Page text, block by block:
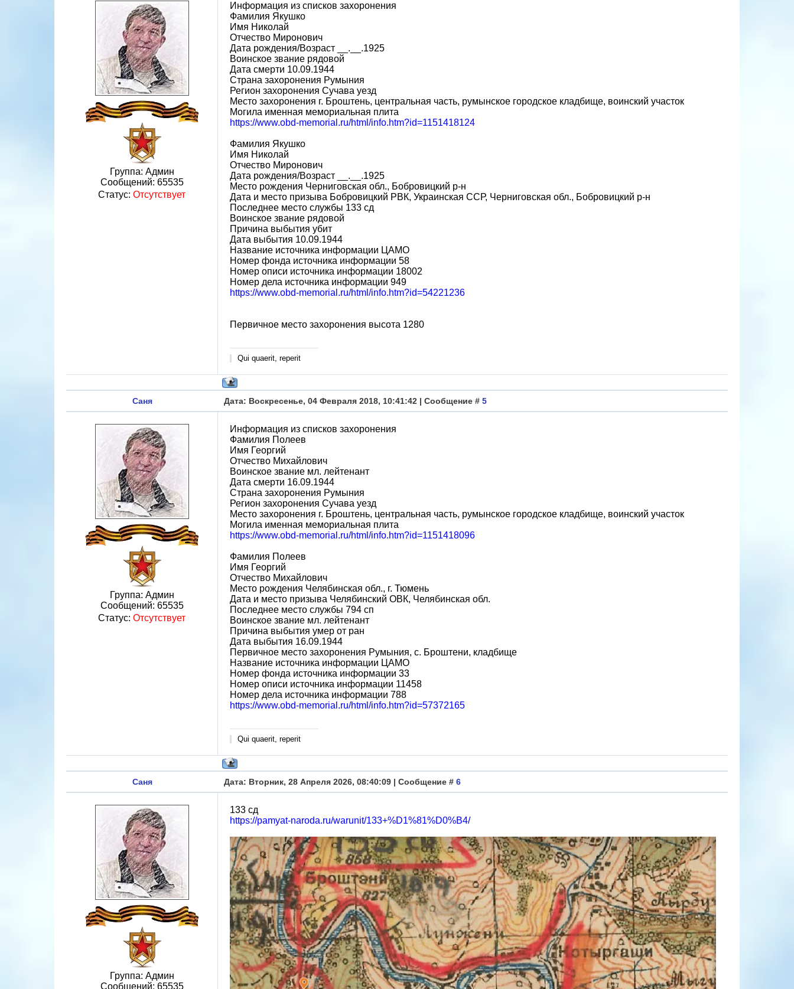
Группа: Админ
Сообщений: 65535
Статус: Отсутствует
Информация из списков захоронения
Фамилия Якушко
Имя Николай
Отчество Миронович
Дата рождения/Возраст __.__.1925
Воинское звание рядовой
Дата смерти 10.09.1944
Страна захоронения Румыния
Регион захоронения Сучава уезд
Место захоронения г. Броштень, центральная часть, румынское городское кладбище, воинский участок
Могила именная мемориальная плита
https://www.obd-memorial.ru/html/info.htm?id=1151418124
Фамилия Якушко
Имя Николай
Отчество Миронович
Дата рождения/Возраст __.__.1925
Место рождения Черниговская обл., Бобровицкий р-н
Дата и место призыва Бобровицкий РВК, Украинская ССР, Черниговская обл., Бобровицкий р-н
Последнее место службы 133 сд
Воинское звание рядовой
Причина выбытия убит
Дата выбытия 10.09.1944
Название источника информации ЦАМО
Номер фонда источника информации 58
Номер описи источника информации 18002
Номер дела источника информации 949
https://www.obd-memorial.ru/html/info.htm?id=54221236
Первичное место захоронения высота 1280
Qui quaerit, reperit
Саня Дата: Воскресенье, 04 Февраля 2018, 10:41:42 | Сообщение # 5
Группа: Админ
Сообщений: 65535
Статус: Отсутствует
Информация из списков захоронения
Фамилия Полеев
Имя Георгий
Отчество Михайлович
Воинское звание мл. лейтенант
Дата смерти 16.09.1944
Страна захоронения Румыния
Регион захоронения Сучава уезд
Место захоронения г. Броштень, центральная часть, румынское городское кладбище, воинский участок
Могила именная мемориальная плита
https://www.obd-memorial.ru/html/info.htm?id=1151418096
Фамилия Полеев
Имя Георгий
Отчество Михайлович
Место рождения Челябинская обл., г. Тюмень
Дата и место призыва Челябинский ОВК, Челябинская обл.
Последнее место службы 794 сп
Воинское звание мл. лейтенант
Причина выбытия умер от ран
Дата выбытия 16.09.1944
Первичное место захоронения Румыния, с. Броштени, кладбище
Название источника информации ЦАМО
Номер фонда источника информации 33
Номер описи источника информации 11458
Номер дела источника информации 788
https://www.obd-memorial.ru/html/info.htm?id=57372165
Qui quaerit, reperit
Саня Дата: Вторник, 28 Апреля 2026, 08:40:09 | Сообщение # 6
Группа: Админ
Сообщений: 65535
133 сд
https://pamyat-naroda.ru/warunit/133+%D1%81%D0%B4/